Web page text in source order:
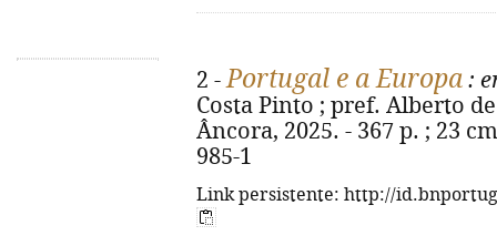
2 -Portugal e a Europa :
Costa Pinto ; pref. Alberto
Âncora, 2025. - 367 p. ; 23
985-1
Link persistente: http://